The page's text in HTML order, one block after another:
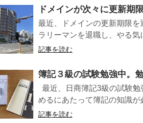
ドメインが次々に更新期
最近、ドメインの更新期限
ラリーマンを退職し、やる
記事を読む
簿記３級の試験勉強中。
最近、日商簿記3級の試験
めるにあたって簿記の知識が
記事を読む